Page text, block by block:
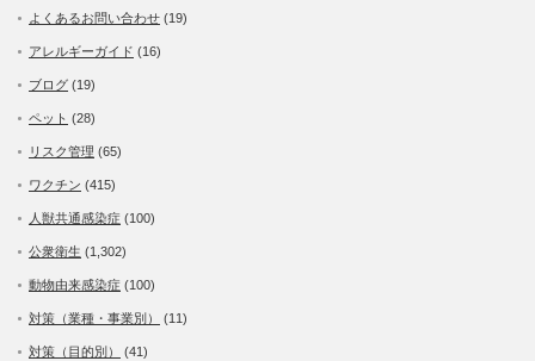
よくあるお問い合わせ (19)
アレルギーガイド (16)
ブログ (19)
ペット (28)
リスク管理 (65)
ワクチン (415)
人獣共通感染症 (100)
公衆衛生 (1,302)
動物由来感染症 (100)
対策（業種・事業別） (11)
対策（目的別） (41)